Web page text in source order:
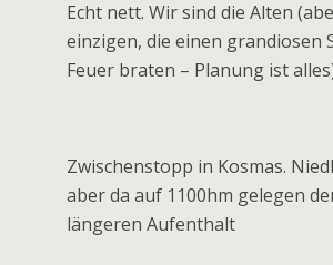
Frühstück … wir haben Glück un
Taxi, so dass wir nicht 6km
Pfützen müssen.